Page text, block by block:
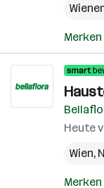
Merken
Heute
Wien,
Merken